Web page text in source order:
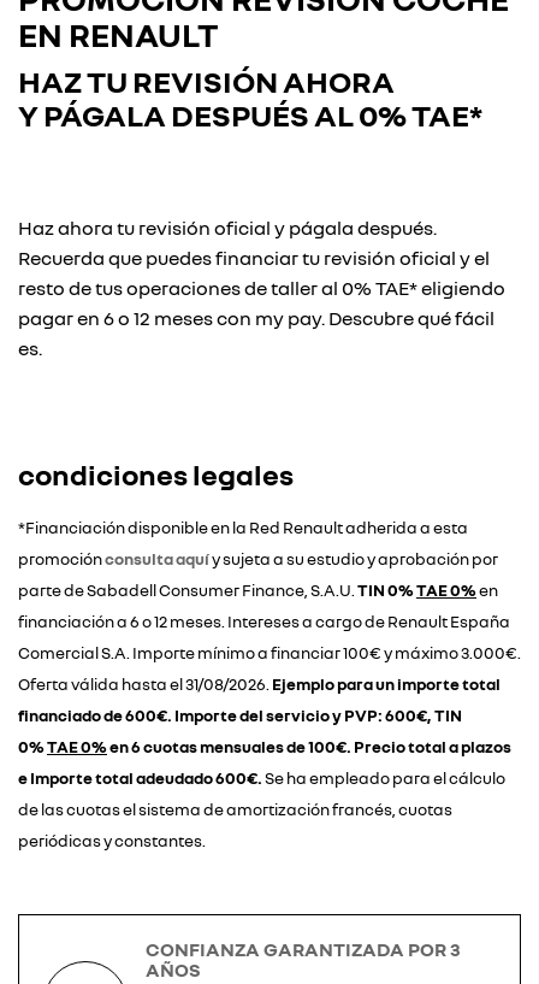
EN RENAULT
HAZ TU REVISIÓN AHORA
YPÁGALA DESPUÉS AL 0% TAE*
Haz ahora tu revisión oficial y págala después.
Recuerda que puedes financiar tu revisión oficial y el
resto de tus operaciones de taller al 0% TAE* eligiendo
pagar en 6 o 12 meses con my pay. Descubre qué fácil
es.
condiciones legales
*Financiación disponible en la Red Renault adherida a esta
promociónconsulta aquíy sujeta a su estudio y aprobación por
parte de Sabadell Consumer Finance, S.A.U. TIN 0%TAE 0%en
financiación a 6 o 12 meses. Intereses a cargo de Renault España
Comercial S.A. Importe mínimo a financiar 100€ y máximo 3.000€.
Oferta válida hasta el 31/08/2026. Ejemplo para un importe total
financiado de 600€. Importe del servicio y PVP: 600€, TIN
0%TAE 0%en 6 cuotas mensuales de 100€. Precio total a plazos
e Importe total adeudado 600€.Se ha empleado para el cálculo
de las cuotas el sistema de amortización francés, cuotas
periódicas y constantes.
CONFIANZA GARANTIZADA POR 3
AÑOS